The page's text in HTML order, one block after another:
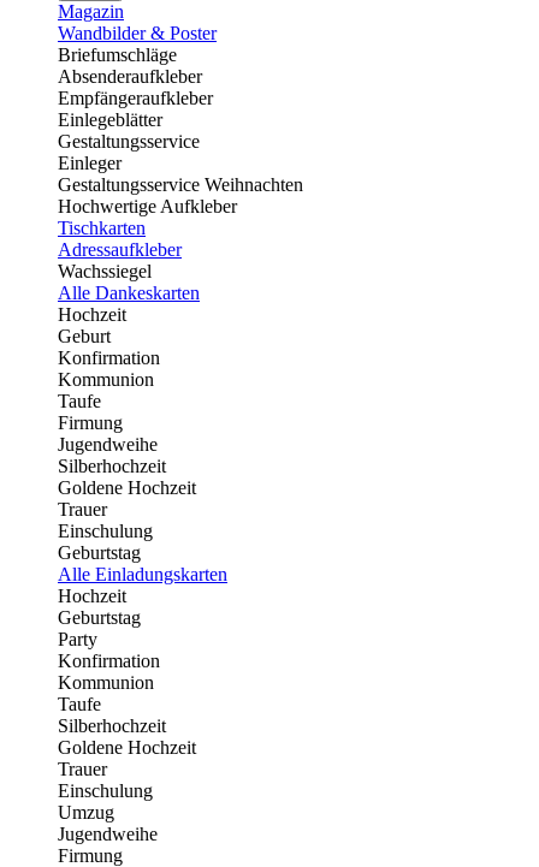
Magazin
Wandbilder & Poster
Briefumschläge
Absenderaufkleber
Empfängeraufkleber
Einlegeblätter
Gestaltungsservice
Einleger
Gestaltungsservice Weihnachten
Hochwertige Aufkleber
Tischkarten
Adressaufkleber
Wachssiegel
Alle Dankeskarten
Hochzeit
Geburt
Konfirmation
Kommunion
Taufe
Firmung
Jugendweihe
Silberhochzeit
Goldene Hochzeit
Trauer
Einschulung
Geburtstag
Alle Einladungskarten
Hochzeit
Geburtstag
Party
Konfirmation
Kommunion
Taufe
Silberhochzeit
Goldene Hochzeit
Trauer
Einschulung
Umzug
Jugendweihe
Firmung